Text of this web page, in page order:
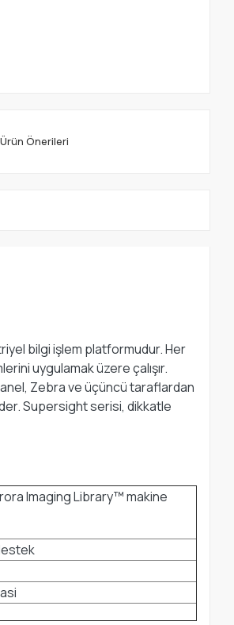
Ürün Önerileri
bilgi işlem platformudur. Her
uygulamak üzere çalışır.
Zebra ve üçüncü taraflardan
Supersight serisi, dikkatle
Imaging Library™ makine